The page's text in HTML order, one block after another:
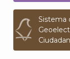
Sistema